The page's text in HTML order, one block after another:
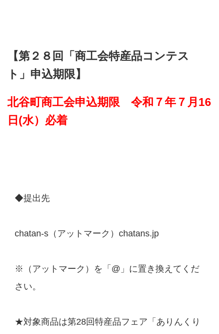
【第２８回「商工会特産品コンテス
ト」申込期限】
北谷町商工会申込期限 令和７年７月16
日(水）必着
◆提出先
chatan-s（アットマーク）chatans.jp
※（アットマーク）を「@」に置き換えてくだ
さい。
★対象商品は第28回特産品フェア「ありんくり